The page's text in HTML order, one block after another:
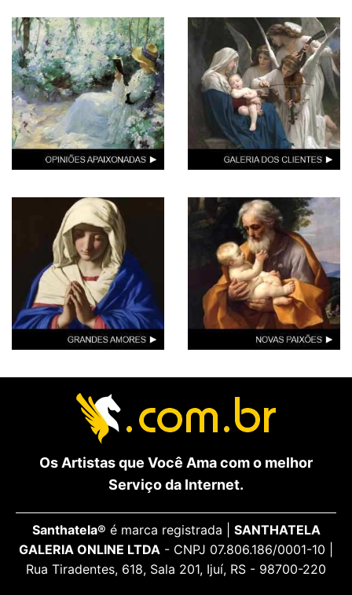
Os Artistas que Você Ama com o melhor
Serviço da Internet.
Santhatela® é marca registrada | SANTHATELA
GALERIA ONLINE LTDA - CNPJ 07.806.186/0001-10 |
Rua Tiradentes, 618, Sala 201, Ijuí, RS - 98700-220